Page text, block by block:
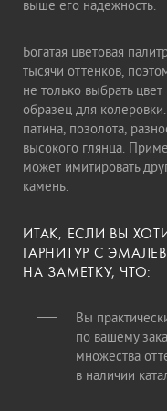
выше его надежность.
Богатая цветовая
тысячи оттенков,
не только выбрать
образец для
патина, позолота,
высокого глянца.
может имитировать
камень.
ИТАК, ЕСЛИ ВЫ
ГАРНИТУР С
НА ЗАМЕТКУ, ЧТО:
Вы
по вашему
множества
в наличии